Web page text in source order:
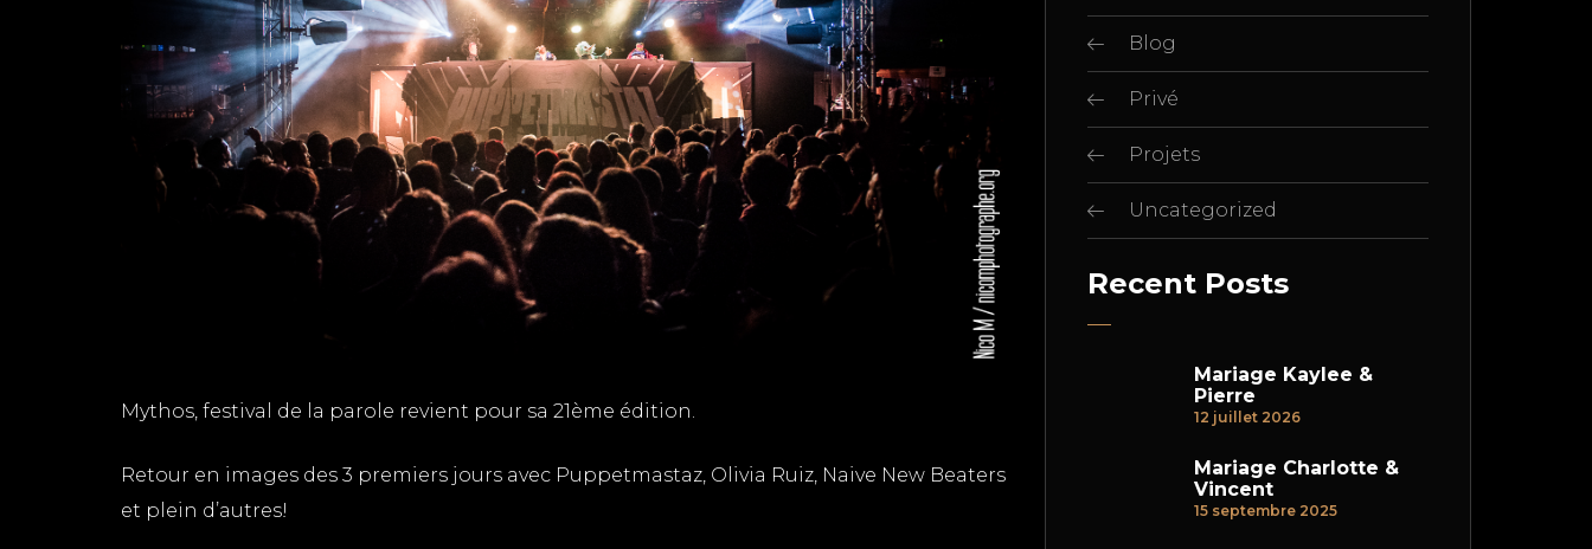
Mythos, festival de la parole revient pour sa 21ème édition.
Retour en images des 3 premiers jours avec Puppetmastaz, Olivia Ruiz, Naive New Beaters
et plein d’autres!
Blog
Privé
Projets
Uncategorized
Recent Posts
Mariage Kaylee &
Pierre
12 juillet 2026
Mariage Charlotte &
Vincent
15 septembre 2025